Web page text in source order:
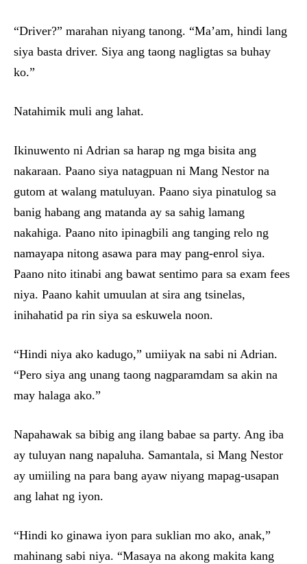
“Driver?” marahan niyang tanong. “Ma’am, hindi lang
siya basta driver. Siya ang taong nagligtas sa buhay
ko.”
Natahimik muli ang lahat.
Ikinuwento ni Adrian sa harap ng mga bisita ang
nakaraan. Paano siya natagpuan ni Mang Nestor na
gutom at walang matuluyan. Paano siya pinatulog sa
banig habang ang matanda ay sa sahig lamang
nakahiga. Paano nito ipinagbili ang tanging relo ng
namayapa nitong asawa para may pang-enrol siya.
Paano nito itinabi ang bawat sentimo para sa exam fees
niya. Paano kahit umuulan at sira ang tsinelas,
inihahatid pa rin siya sa eskuwela noon.
“Hindi niya ako kadugo,” umiiyak na sabi ni Adrian.
“Pero siya ang unang taong nagparamdam sa akin na
may halaga ako.”
Napahawak sa bibig ang ilang babae sa party. Ang iba
ay tuluyan nang napaluha. Samantala, si Mang Nestor
ay umiiling na para bang ayaw niyang mapag-usapan
ang lahat ng iyon.
“Hindi ko ginawa iyon para suklian mo ako, anak,”
mahinang sabi niya. “Masaya na akong makita kang